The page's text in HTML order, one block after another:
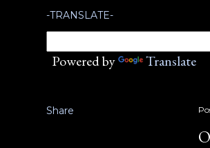
-TRANSLATE-
Powered by Translate
Share